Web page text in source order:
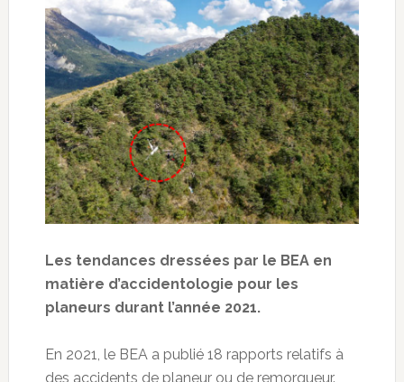
Les tendances dressées par le BEA en
matière d’accidentologie pour les
planeurs durant l’année 2021.
En 2021, le BEA a publié 18 rapports relatifs à
des accidents de planeur ou de remorqueur.